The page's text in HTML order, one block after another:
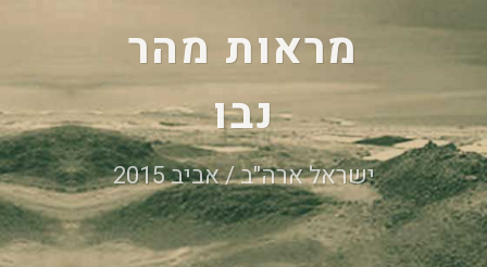
מראות מהר
נבו
ישראל ארה"ב / אביב 2015